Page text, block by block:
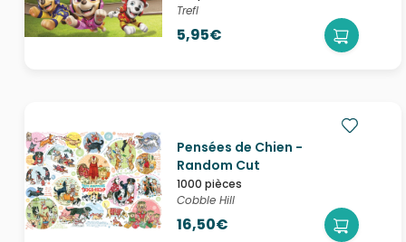
Trefl
5,95€
Pensées de Chien -
Random Cut
1000 pièces
Cobble Hill
16,50€